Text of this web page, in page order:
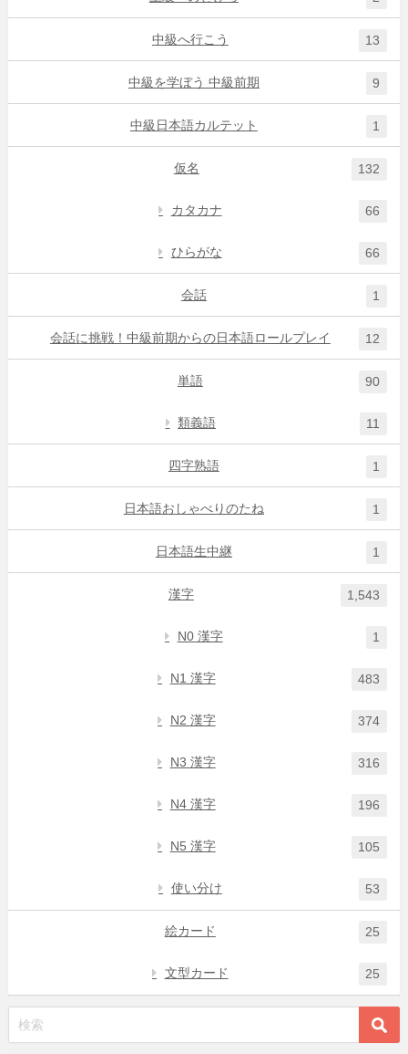
中級へ行こう 13
中級を学ぼう 中級前期 9
中級日本語カルテット 1
仮名 132
カタカナ 66
ひらがな 66
会話 1
会話に挑戦！中級前期からの日本語ロールプレイ 12
単語 90
類義語 11
四字熟語 1
日本語おしゃべりのたね 1
日本語生中継 1
漢字 1,543
N0 漢字 1
N1 漢字 483
N2 漢字 374
N3 漢字 316
N4 漢字 196
N5 漢字 105
使い分け 53
絵カード 25
文型カード 25